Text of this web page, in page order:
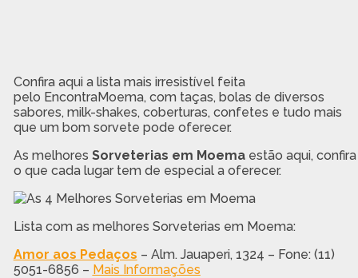
Confira aqui a lista mais irresistível feita
pelo EncontraMoema, com taças, bolas de diversos
sabores, milk-shakes, coberturas, confetes e tudo mais
que um bom sorvete pode oferecer.
As melhores Sorveterias em Moema estão aqui, confira
o que cada lugar tem de especial a oferecer.
Lista com as melhores Sorveterias em Moema:
Amor aos Pedaços – Alm. Jauaperi, 1324 – Fone: (11)
5051-6856 – Mais Informações